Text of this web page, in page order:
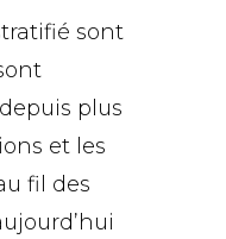
sont
plus
et les
fil des